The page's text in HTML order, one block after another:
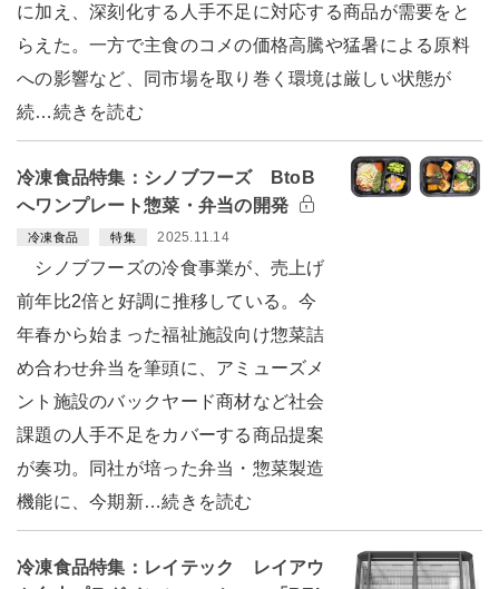
に加え、深刻化する人手不足に対応する商品が需要をと
らえた。一方で主食のコメの価格高騰や猛暑による原料
への影響など、同市場を取り巻く環境は厳しい状態が
続…続きを読む
冷凍食品特集：シノブフーズ BtoB
へワンプレート惣菜・弁当の開発
冷凍食品 特集 2025.11.14
シノブフーズの冷食事業が、売上げ
前年比2倍と好調に推移している。今
年春から始まった福祉施設向け惣菜詰
め合わせ弁当を筆頭に、アミューズメ
ント施設のバックヤード商材など社会
課題の人手不足をカバーする商品提案
が奏功。同社が培った弁当・惣菜製造
機能に、今期新…続きを読む
冷凍食品特集：レイテック レイアウ